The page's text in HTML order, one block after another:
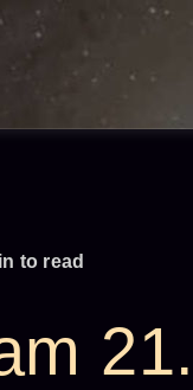
to read